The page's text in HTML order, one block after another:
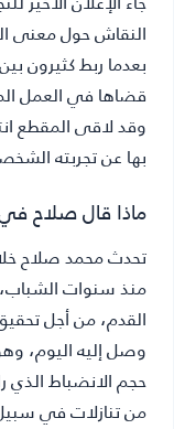
النقاش حول معنى
بعدما ربط كثيرون
قضاها في العمل
وقد لاقى المقطع
بها عن تجربته
ماذا قال صلاح
تحدث محمد صلاح
منذ سنوات الشباب،
القدم، من أجل
وصل إليه اليوم،
حجم الانضباط الذي
من تنازلات في